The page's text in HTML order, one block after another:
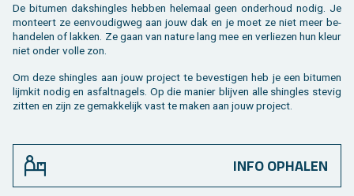
De bi­tu­men daks­hingles heb­ben he­le­maal geen on­der­houd nodig. Je
mon­teert ze een­vou­dig­weg aan jouw dak en je moet ze niet meer be­
han­de­len of lak­ken. Ze gaan van na­tu­re lang mee en ver­lie­zen hun kleur
niet onder volle zon.
Om deze shingles aan jouw pro­ject te be­ves­ti­gen heb je een bi­tu­men
lijm­kit nodig en as­falt­na­gels. Op die ma­nier blij­ven alle shingles ste­vig
zit­ten en zijn ze ge­mak­ke­lijk vast te maken aan jouw pro­ject.
INFO OPHALEN